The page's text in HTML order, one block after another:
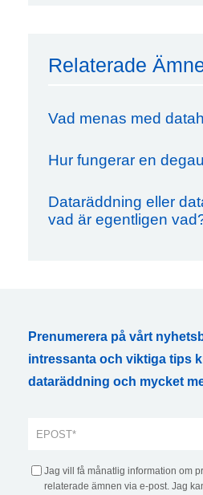
Relaterade
Vad menas med
Hur fungerar en
Dataräddning eller
vad är egentligen
Prenumerera på vårt
intressanta och viktiga tips
dataräddning och mycket
Jag vill få månatlig information om
relaterade ämnen via e-post. Jag